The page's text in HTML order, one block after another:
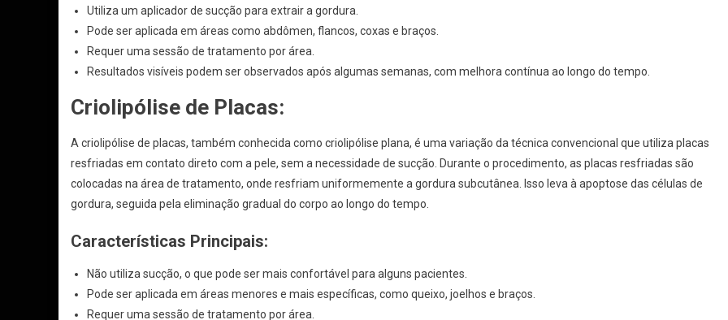
Utiliza um aplicador de sucção para extrair a gordura.
Pode ser aplicada em áreas como abdômen, flancos, coxas e braços.
Requer uma sessão de tratamento por área.
Resultados visíveis podem ser observados após algumas semanas, com melhora contínua ao longo do tempo.
Criolipólise de Placas:
A criolipólise de placas, também conhecida como criolipólise plana, é uma variação da técnica convencional que utiliza placas
resfriadas em contato direto com a pele, sem a necessidade de sucção. Durante o procedimento, as placas resfriadas são
colocadas na área de tratamento, onde resfriam uniformemente a gordura subcutânea. Isso leva à apoptose das células de
gordura, seguida pela eliminação gradual do corpo ao longo do tempo.
Características Principais:
Não utiliza sucção, o que pode ser mais confortável para alguns pacientes.
Pode ser aplicada em áreas menores e mais específicas, como queixo, joelhos e braços.
Requer uma sessão de tratamento por área.